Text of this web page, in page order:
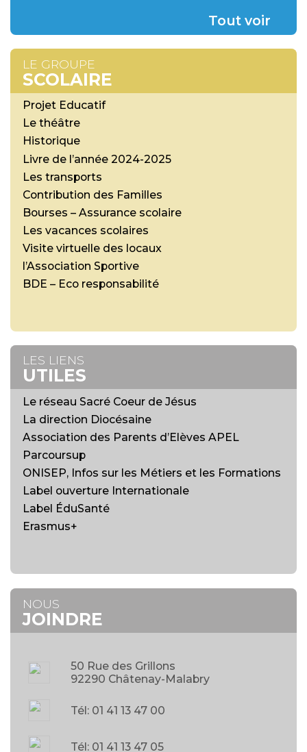
Tout voir
LE GROUPE
SCOLAIRE
Projet Educatif
Le théâtre
Historique
Livre de l’année 2024-2025
Les transports
Contribution des Familles
Bourses – Assurance scolaire
Les vacances scolaires
Visite virtuelle des locaux
l’Association Sportive
BDE – Eco responsabilité
LES LIENS
UTILES
Le réseau Sacré Coeur de Jésus
La direction Diocésaine
Association des Parents d’Elèves APEL
Parcoursup
ONISEP, Infos sur les Métiers et les Formations
Label ouverture Internationale
Label ÉduSanté
Erasmus+
NOUS
JOINDRE
50 Rue des Grillons
92290 Châtenay-Malabry
Tél: 01 41 13 47 00
Tél: 01 41 13 47 05